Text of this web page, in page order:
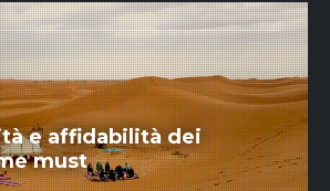
e affidabilità dei
must